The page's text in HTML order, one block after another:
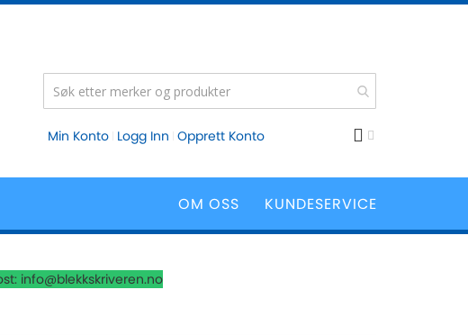
Min Konto Logg Inn Opprett Konto
KUNDESERVICE
OM OSS
info@blekkskriveren.no